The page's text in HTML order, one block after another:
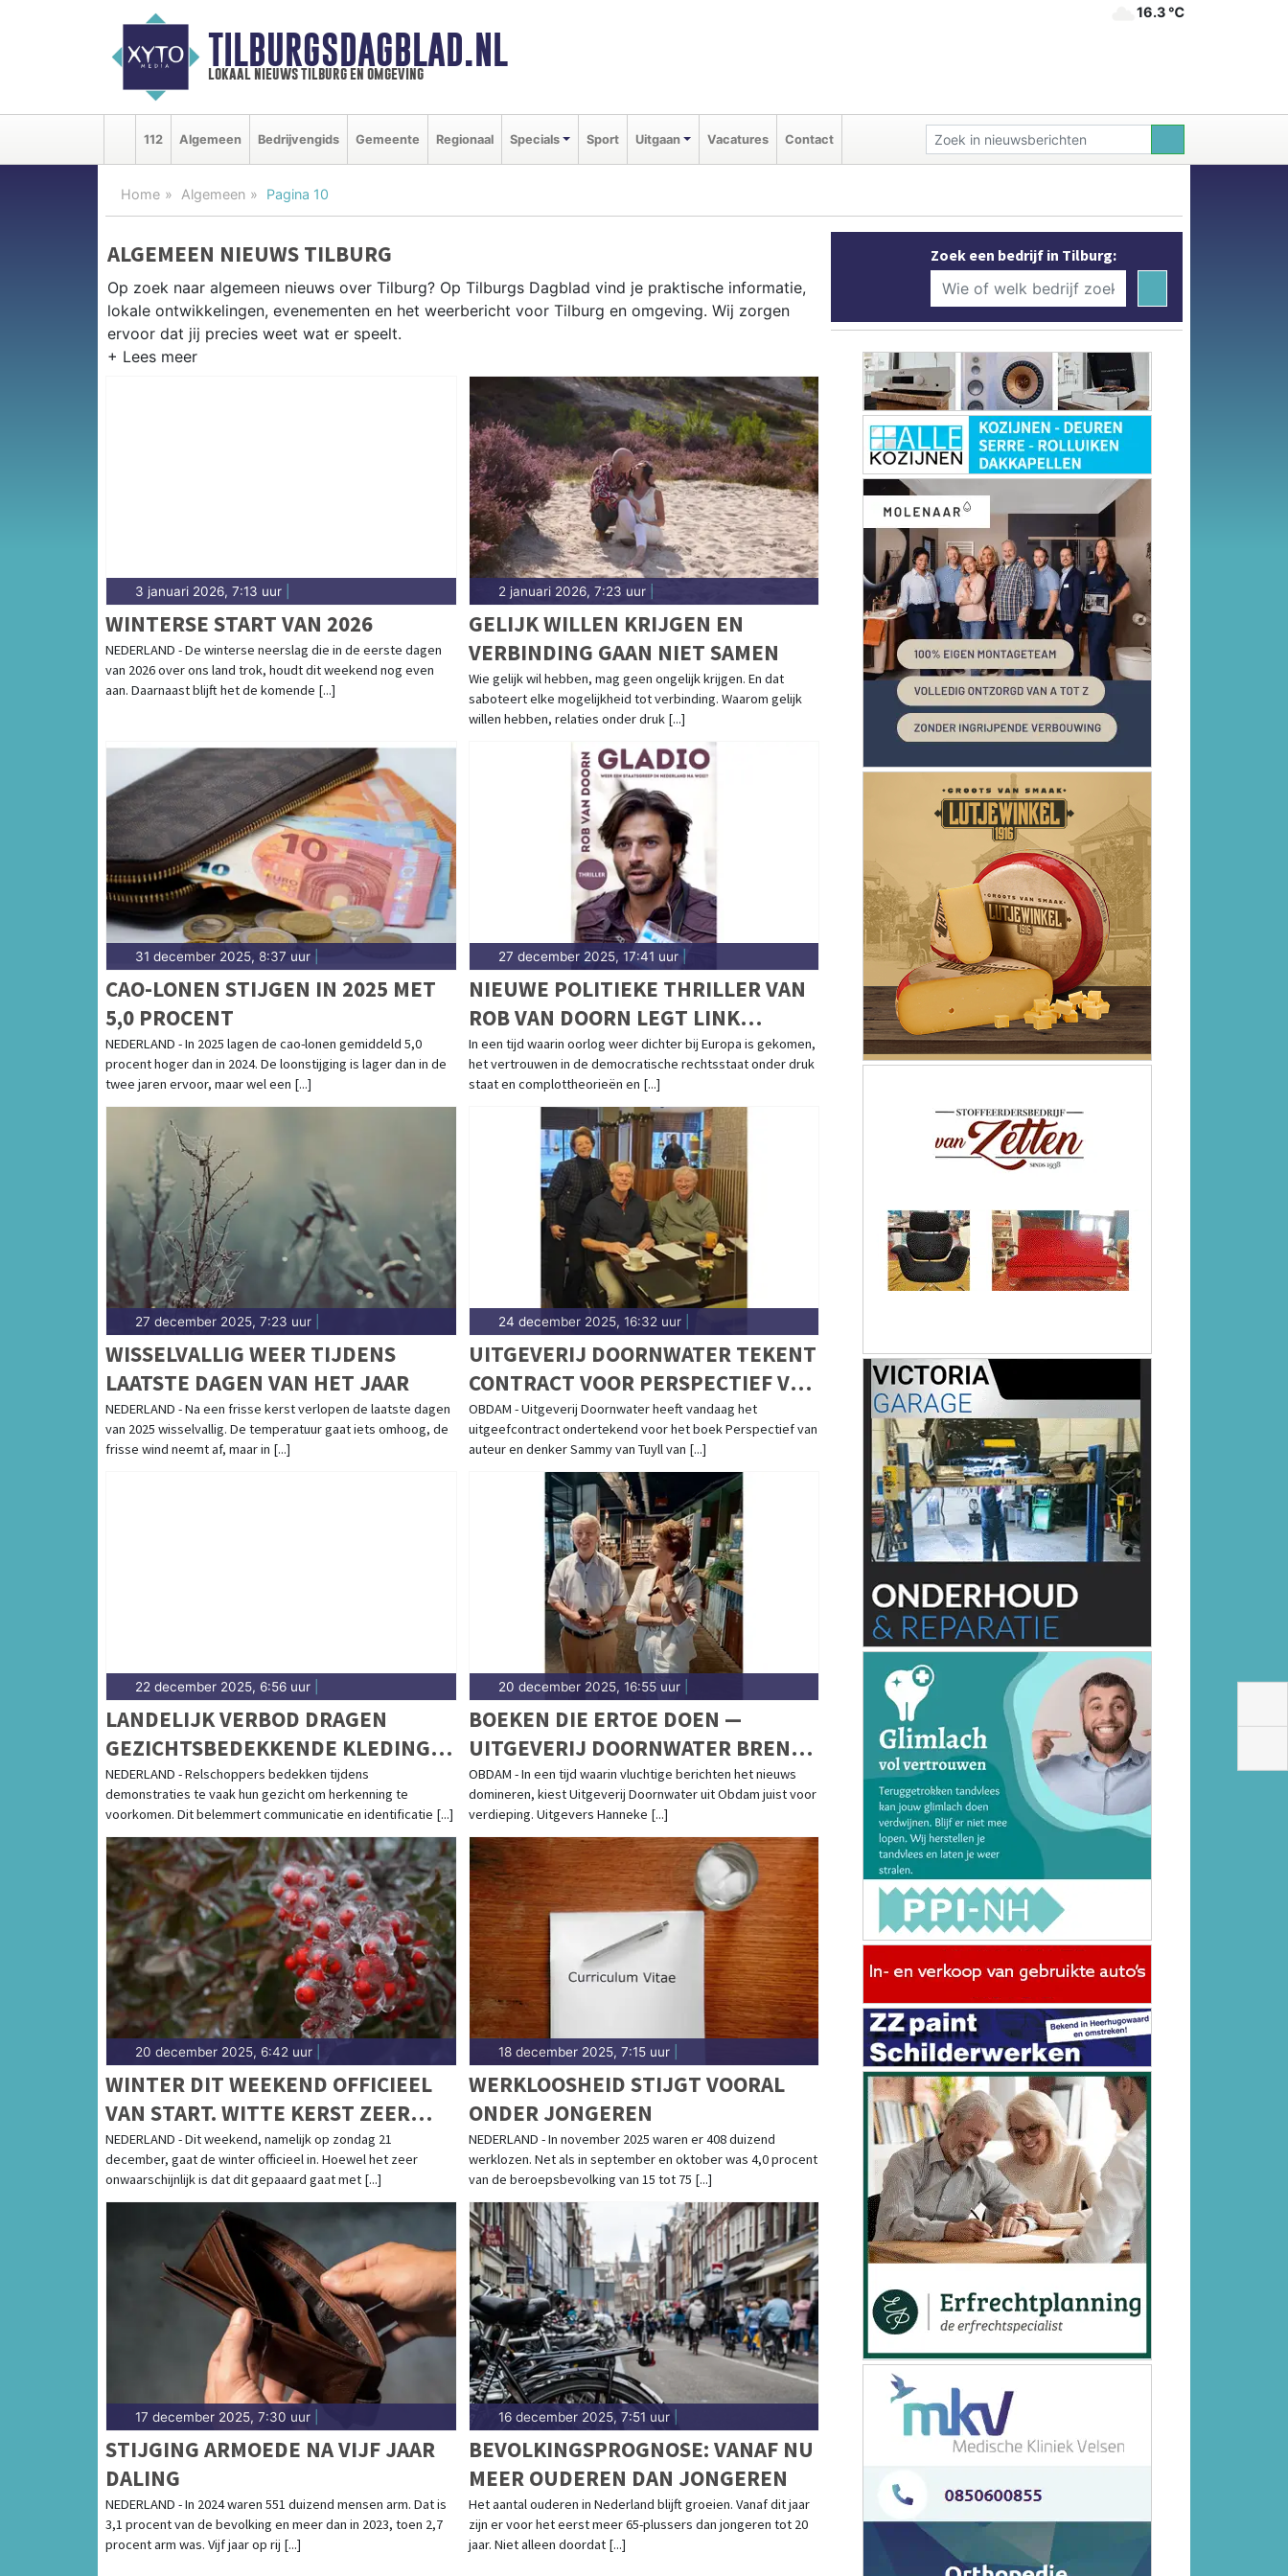
TILBURGSDAGBLAD.NL
lokaal nieuws tilburg en omgeving
16.3 ℃
112 Algemeen Bedrijvengids Gemeente Regionaal Specials Sport Uitgaan Vacatures Contact
Home Algemeen Pagina 10
ALGEMEEN NIEUWS TILBURG
Op zoek naar algemeen nieuws over Tilburg? Op Tilburgs Dagblad vind je praktische informatie,
lokale ontwikkelingen, evenementen en het weerbericht voor Tilburg en omgeving. Wij zorgen
ervoor dat jij precies weet wat er speelt.
Van werkzaamheden op de A58 en de Spoorzone tot evenementen als Kermis Tilburg en het
weersbericht voor Midden-Noord-Brabant rondom Tilburg.
3 januari 2026, 7:13 uur
WINTERSE START VAN 2026
NEDERLAND - De winterse neerslag die in de eerste dagen
van 2026 over ons land trok, houdt dit weekend nog even
aan. Daarnaast blijft het de komende [...]
2 januari 2026, 7:23 uur|
GELIJK WILLEN KRIJGEN EN
VERBINDING GAAN NIET SAMEN
Wie gelijk wil hebben, mag geen ongelijk krijgen. En dat
saboteert elke mogelijkheid tot verbinding. Waarom gelijk
willen hebben, relaties onder druk [...]
31 december 2025, 8:37 uur
CAO-LONEN STIJGEN IN 2025 MET
5,0 PROCENT
NEDERLAND - In 2025 lagen de cao-lonen gemiddeld 5,0
procent hoger dan in 2024. De loonstijging is lager dan in de
twee jaren ervoor, maar wel een [...]
27 december 2025, 17:41 uur|
NIEUWE POLITIEKE THRILLER VAN
ROB VAN DOORN LEGT LINK
TUSSEN GLADIO EN HEDENDAAGSE
GEOPOLITIEKE SPANNINGEN
In een tijd waarin oorlog weer dichter bij Europa is gekomen,
het vertrouwen in de democratische rechtsstaat onder druk
staat en complottheorieën en [...]
27 december 2025, 7:23 uur
WISSELVALLIG WEER TIJDENS
LAATSTE DAGEN VAN HET JAAR
NEDERLAND - Na een frisse kerst verlopen de laatste dagen
van 2025 wisselvallig. De temperatuur gaat iets omhoog, de
frisse wind neemt af, maar in [...]
24 december 2025, 16:32 uur|
UITGEVERIJ DOORNWATER TEKENT
CONTRACT VOOR PERSPECTIEF VAN
SAMMY VAN TUYLL
OBDAM - Uitgeverij Doornwater heeft vandaag het
uitgeefcontract ondertekend voor het boek Perspectief van
auteur en denker Sammy van Tuyll van [...]
22 december 2025, 6:56 uur
LANDELIJK VERBOD DRAGEN
GEZICHTSBEDEKKENDE KLEDING
BIJ DEMONSTRATIES!
NEDERLAND - Relschoppers bedekken tijdens
demonstraties te vaak hun gezicht om herkenning te
voorkomen. Dit belemmert communicatie en identificatie [...]
20 december 2025, 16:55 uur|
BOEKEN DIE ERTOE DOEN —
UITGEVERIJ DOORNWATER BRENGT
VERHALEN MET EEN GEWETEN
OBDAM - In een tijd waarin vluchtige berichten het nieuws
domineren, kiest Uitgeverij Doornwater uit Obdam juist voor
verdieping. Uitgevers Hanneke [...]
20 december 2025, 6:42 uur
WINTER DIT WEEKEND OFFICIEEL
VAN START. WITTE KERST ZEER
ONWAARSCHIJNLIJK, MAAR WEL
FLINK KOUDER
NEDERLAND - Dit weekend, namelijk op zondag 21
december, gaat de winter officieel in. Hoewel het zeer
onwaarschijnlijk is dat dit gepaaard gaat met [...]
18 december 2025, 7:15 uur|
WERKLOOSHEID STIJGT VOORAL
ONDER JONGEREN
NEDERLAND - In november 2025 waren er 408 duizend
werklozen. Net als in september en oktober was 4,0 procent
van de beroepsbevolking van 15 tot 75 [...]
17 december 2025, 7:30 uur
STIJGING ARMOEDE NA VIJF JAAR
DALING
NEDERLAND - In 2024 waren 551 duizend mensen arm. Dat is
3,1 procent van de bevolking en meer dan in 2023, toen 2,7
procent arm was. Vijf jaar op rij [...]
16 december 2025, 7:51 uur|
BEVOLKINGSPROGNOSE: VANAF NU
MEER OUDEREN DAN JONGEREN
Het aantal ouderen in Nederland blijft groeien. Vanaf dit jaar
zijn er voor het eerst meer 65-plussers dan jongeren tot 20
jaar. Niet alleen doordat [...]
Zoek een bedrijf in Tilburg: